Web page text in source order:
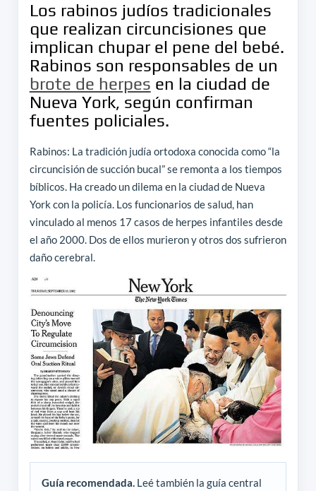
Los rabinos judíos tradicionales
que realizan circuncisiones que
implican chupar el pene del bebé.
Rabinos son responsables de un
brote de herpes en la ciudad de
Nueva York, según confirman
fuentes policiales.
Rabinos: La tradición judía ortodoxa conocida como “la
circuncisión de succión bucal” se remonta a los tiempos
bíblicos. Ha creado un dilema en la ciudad de Nueva
York con la policía. Los funcionarios de salud, han
vinculado al menos 17 casos de herpes infantiles desde
el año 2000. Dos de ellos murieron y otros dos sufrieron
daño cerebral.
Guía recomendada.Leé también la guía central